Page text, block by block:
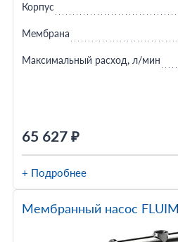
65 627 ₽
Корпус
Мембрана
Максимальный расход, л/мин
+ Подробнее
Мембранный насос